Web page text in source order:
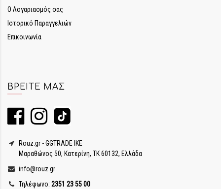
Ο Λογαριασμός σας
Ιστορικό Παραγγελιών
Επικοινωνία
ΒΡΕΊΤΕ ΜΑΣ
Rouz.gr - GGTRADE IKE
Μαραθώνος 50, Κατερίνη, ΤΚ 60132, Ελλάδα
info@rouz.gr
Τηλέφωνο: 2351 23 55 00